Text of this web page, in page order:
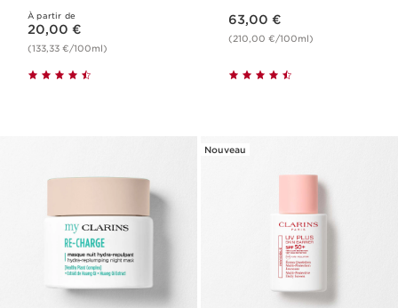
À partir de
Nouveau prix 20,00 €
20,00 €
(133,33 €/100ml)
63,00 €
(210,00 €/100ml)
Nouveau